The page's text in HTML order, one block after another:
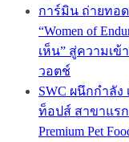
การ์มิน ถ่ายทอ
“Women of
เห็น” สู่ความเ
วอตช์
SWC ผนึกกำลัง
ท็อปส์ สาขาแร
Premium Pet